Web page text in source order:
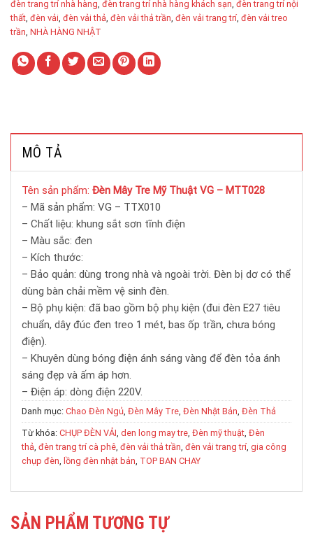
đèn trang trí nhà hàng, đèn trang trí nhà hàng khách sạn, đèn trang trí nội
thất, đèn vải, đèn vải thả, đèn vải thả trần, đèn vải trang trí, đèn vải treo
trần, NHÀ HÀNG NHẬT
MÔ TẢ
Tên sản phẩm: Đèn Mây Tre Mỹ Thuật VG – MTT028
– Mã sản phẩm: VG – TTX010
– Chất liệu: khung sắt sơn tĩnh điện
– Màu sắc: đen
– Kích thước:
– Bảo quản: dùng trong nhà và ngoài trời. Đèn bị dơ có thể
dùng bàn chải mềm vệ sinh đèn.
– Bộ phụ kiện: đã bao gồm bộ phụ kiện (đui đèn E27 tiêu
chuẩn, dây đúc đen treo 1 mét, bas ốp trần, chưa bóng
điện).
– Khuyên dùng bóng điện ánh sáng vàng để đèn tỏa ánh
sáng đẹp và ấm áp hơn.
– Điện áp: dòng điện 220V.
Danh mục: Chao Đèn Ngủ, Đèn Mây Tre, Đèn Nhật Bản, Đèn Thả
Từ khóa: CHỤP ĐÈN VẢI, den long may tre, Đèn mỹ thuật, Đèn
thả, đèn trang trí cà phê, đèn vải thả trần, đèn vải trang trí, gia công
chụp đèn, lồng đèn nhật bản, TOP BAN CHAY
SẢN PHẨM TƯƠNG TỰ